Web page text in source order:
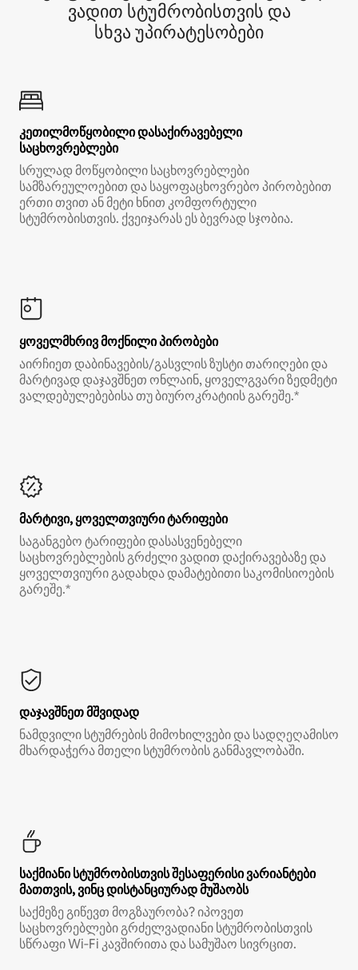
ვადით სტუმრობისთვის და
სხვა უპირატესობები
კეთილმოწყობილი დასაქირავებელი
საცხოვრებლები
სრულად მოწყობილი საცხოვრებლები
სამზარეულოებით და საყოფაცხოვრებო პირობებით
ერთი თვით ან მეტი ხნით კომფორტული
სტუმრობისთვის. ქვეიჯარას ეს ბევრად სჯობია.
ყოველმხრივ მოქნილი პირობები
აირჩიეთ დაბინავების/გასვლის ზუსტი თარიღები და
მარტივად დაჯავშნეთ ონლაინ, ყოველგვარი ზედმეტი
ვალდებულებებისა თუ ბიუროკრატიის გარეშე.*
მარტივი, ყოველთვიური ტარიფები
საგანგებო ტარიფები დასასვენებელი
საცხოვრებლების გრძელი ვადით დაქირავებაზე და
ყოველთვიური გადახდა დამატებითი საკომისიოების
გარეშე.*
დაჯავშნეთ მშვიდად
ნამდვილი სტუმრების მიმოხილვები და სადღეღამისო
მხარდაჭერა მთელი სტუმრობის განმავლობაში.
საქმიანი სტუმრობისთვის შესაფერისი ვარიანტები
მათთვის, ვინც დისტანციურად მუშაობს
საქმეზე გიწევთ მოგზაურობა? იპოვეთ
საცხოვრებლები გრძელვადიანი სტუმრობისთვის
სწრაფი Wi‑Fi კავშირითა და სამუშაო სივრცით.